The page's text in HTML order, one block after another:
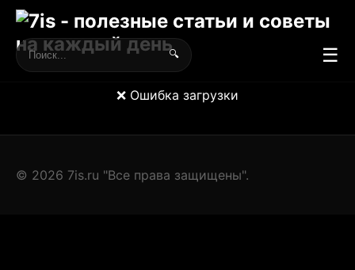
🔍 ☰
❌ Ошибка загрузки
© 2026 7is.ru "Все права защищены".